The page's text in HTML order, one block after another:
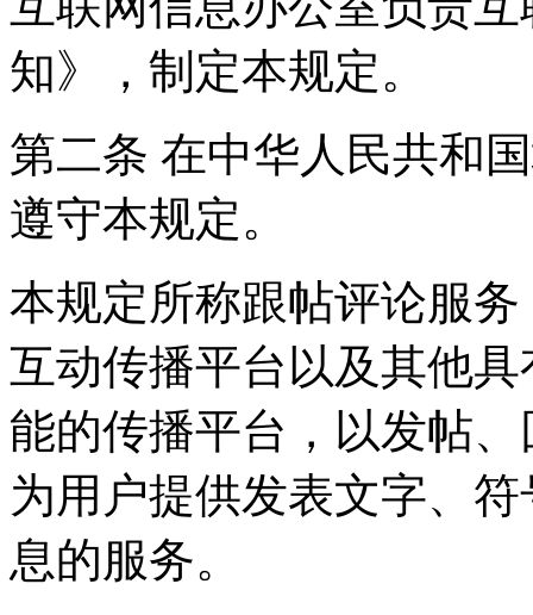
知》，制定本规定。
第二条 在中华人民共和
遵守本规定。
本规定所称跟帖评论服
互动传播平台以及其他
能的传播平台，以发帖
为用户提供发表文字、
息的服务。